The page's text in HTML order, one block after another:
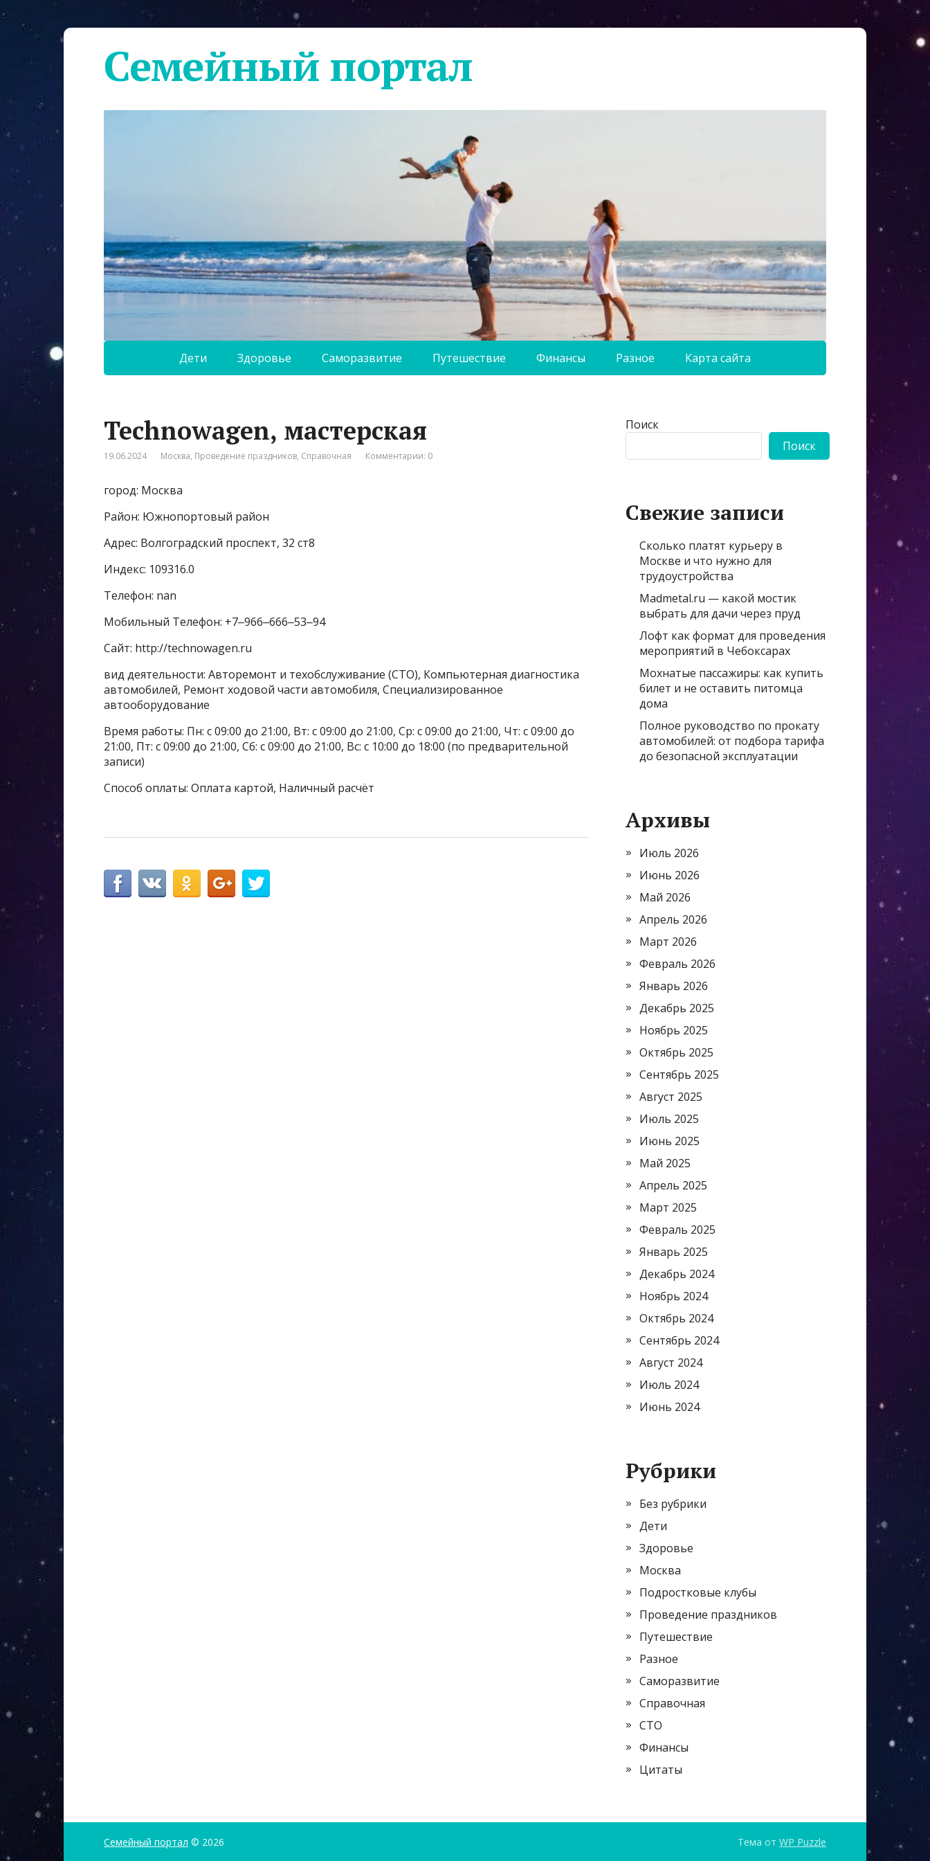
Семейный портал
Дети Здоровье Саморазвитие Путешествие Финансы Разное Карта сайта
Technowagen, мастерская
19.06.2024 Москва, Проведение праздников, Справочная Комментарии: 0
город: Москва
Район: Южнопортовый район
Адрес: Волгоградский проспект, 32 ст8
Индекс: 109316.0
Телефон: nan
Мобильный Телефон: +7‒966‒666‒53‒94
Сайт: http://technowagen.ru
вид деятельности: Авторемонт и техобслуживание (СТО), Компьютерная диагностика
автомобилей, Ремонт ходовой части автомобиля, Специализированное
автооборудование
Время работы: Пн: с 09:00 до 21:00, Вт: с 09:00 до 21:00, Ср: с 09:00 до 21:00, Чт: с 09:00 до
21:00, Пт: с 09:00 до 21:00, Сб: с 09:00 до 21:00, Вс: с 10:00 до 18:00 (по предварительной
записи)
Способ оплаты: Оплата картой, Наличный расчёт
Поиск
Поиск
Свежие записи
Сколько платят курьеру в
Москве и что нужно для
трудоустройства
Madmetal.ru — какой мостик
выбрать для дачи через пруд
Лофт как формат для проведения
мероприятий в Чебоксарах
Мохнатые пассажиры: как купить
билет и не оставить питомца
дома
Полное руководство по прокату
автомобилей: от подбора тарифа
до безопасной эксплуатации
Архивы
Июль 2026
Июнь 2026
Май 2026
Апрель 2026
Март 2026
Февраль 2026
Январь 2026
Декабрь 2025
Ноябрь 2025
Октябрь 2025
Сентябрь 2025
Август 2025
Июль 2025
Июнь 2025
Май 2025
Апрель 2025
Март 2025
Февраль 2025
Январь 2025
Декабрь 2024
Ноябрь 2024
Октябрь 2024
Сентябрь 2024
Август 2024
Июль 2024
Июнь 2024
Рубрики
Без рубрики
Дети
Здоровье
Москва
Подростковые клубы
Проведение праздников
Путешествие
Разное
Саморазвитие
Справочная
СТО
Финансы
Цитаты
Семейный портал © 2026 Тема от WP Puzzle